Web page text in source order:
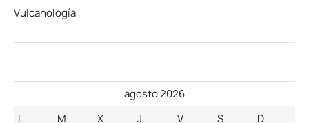
Vulcanología
agosto 2026
L
M X J V S
D